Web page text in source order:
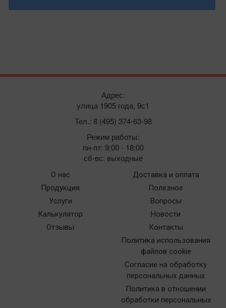
О нас
Продукция
Услуги
Калькулятор
Отзывы
Доставка и оплата
Полезное
Вопросы
Новости
Контакты
Политика использования
файлов cookie
Согласие на обработку
персональных данных
Политика в отношении
обработки персональных
Адрес:
улица 1905 года, 9с1
Тел.: 8 (495) 374-63-98
Режим работы:
пн-пт: 9:00 - 18:00
сб-вс: выходные